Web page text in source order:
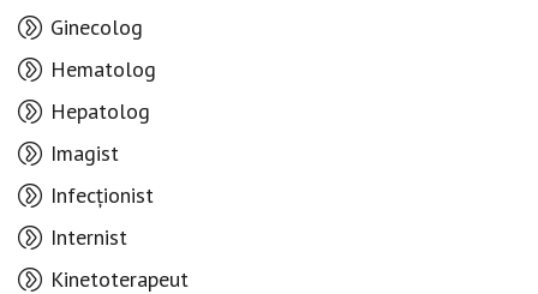
Ginecolog
Hematolog
Hepatolog
Imagist
Infecționist
Internist
Kinetoterapeut